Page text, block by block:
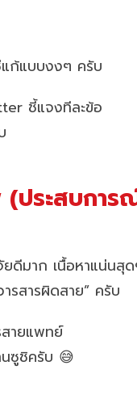
ก้แบบงงๆ ครับ
ชี้แจงทีละข้อ
ประสบการ
ดีมาก เนื้อหาแน่นสุ
รสารผิดสาย” ครับ
สายแพทย์
นซูชิครับ 😅